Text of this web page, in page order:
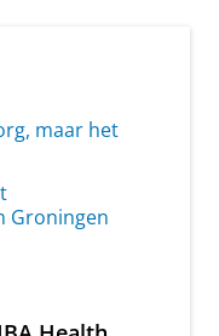
maar het
Groningen